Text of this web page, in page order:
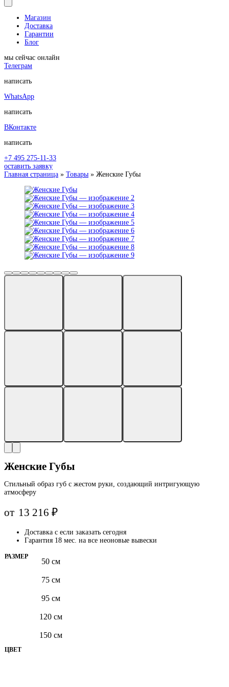
Магазин
Доставка
Гарантии
Блог
мы сейчас онлайн
Телеграм
написать
WhatsApp
написать
ВКонтакте
написать
+7 495 275-11-33
оставить заявку
Главная страница » Товары » Женские Губы
Женские Губы
Стильный образ губ с жестом руки, создающий интригующую
атмосферу
от 13 216₽
Доставка с если заказать сегодня
Гарантия 18 мес. на все неоновые вывески
РАЗМЕР
50 см
75 см
95 см
120 см
150 см
ЦВЕТ